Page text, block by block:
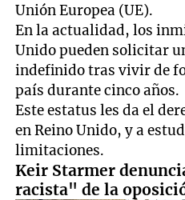
Unión Europea (UE).
En la actualidad, los
Unido pueden solicitar
indefinido tras vivir de
país durante cinco años.
Este estatus les da el
en Reino Unido, y a
limitaciones.
Keir Starmer
racista" de la